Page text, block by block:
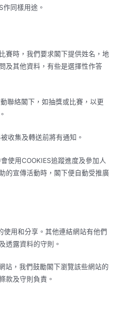
作同樣用途。
賽時，我們要求閣下提供姓名，地
及其他資料，有些是選擇性作答
聯絡閣下，如抽獎或比賽，以更
收集及轉送前將有通知。
使用COOKIES追蹤進度及參加人
的宣傳活動時，閣下便自動受推廣
使用和分享。其他連結網站有他們
透露資料的守則。
站，我們鼓勵閣下瀏覽該些網站的
款及守則負責。